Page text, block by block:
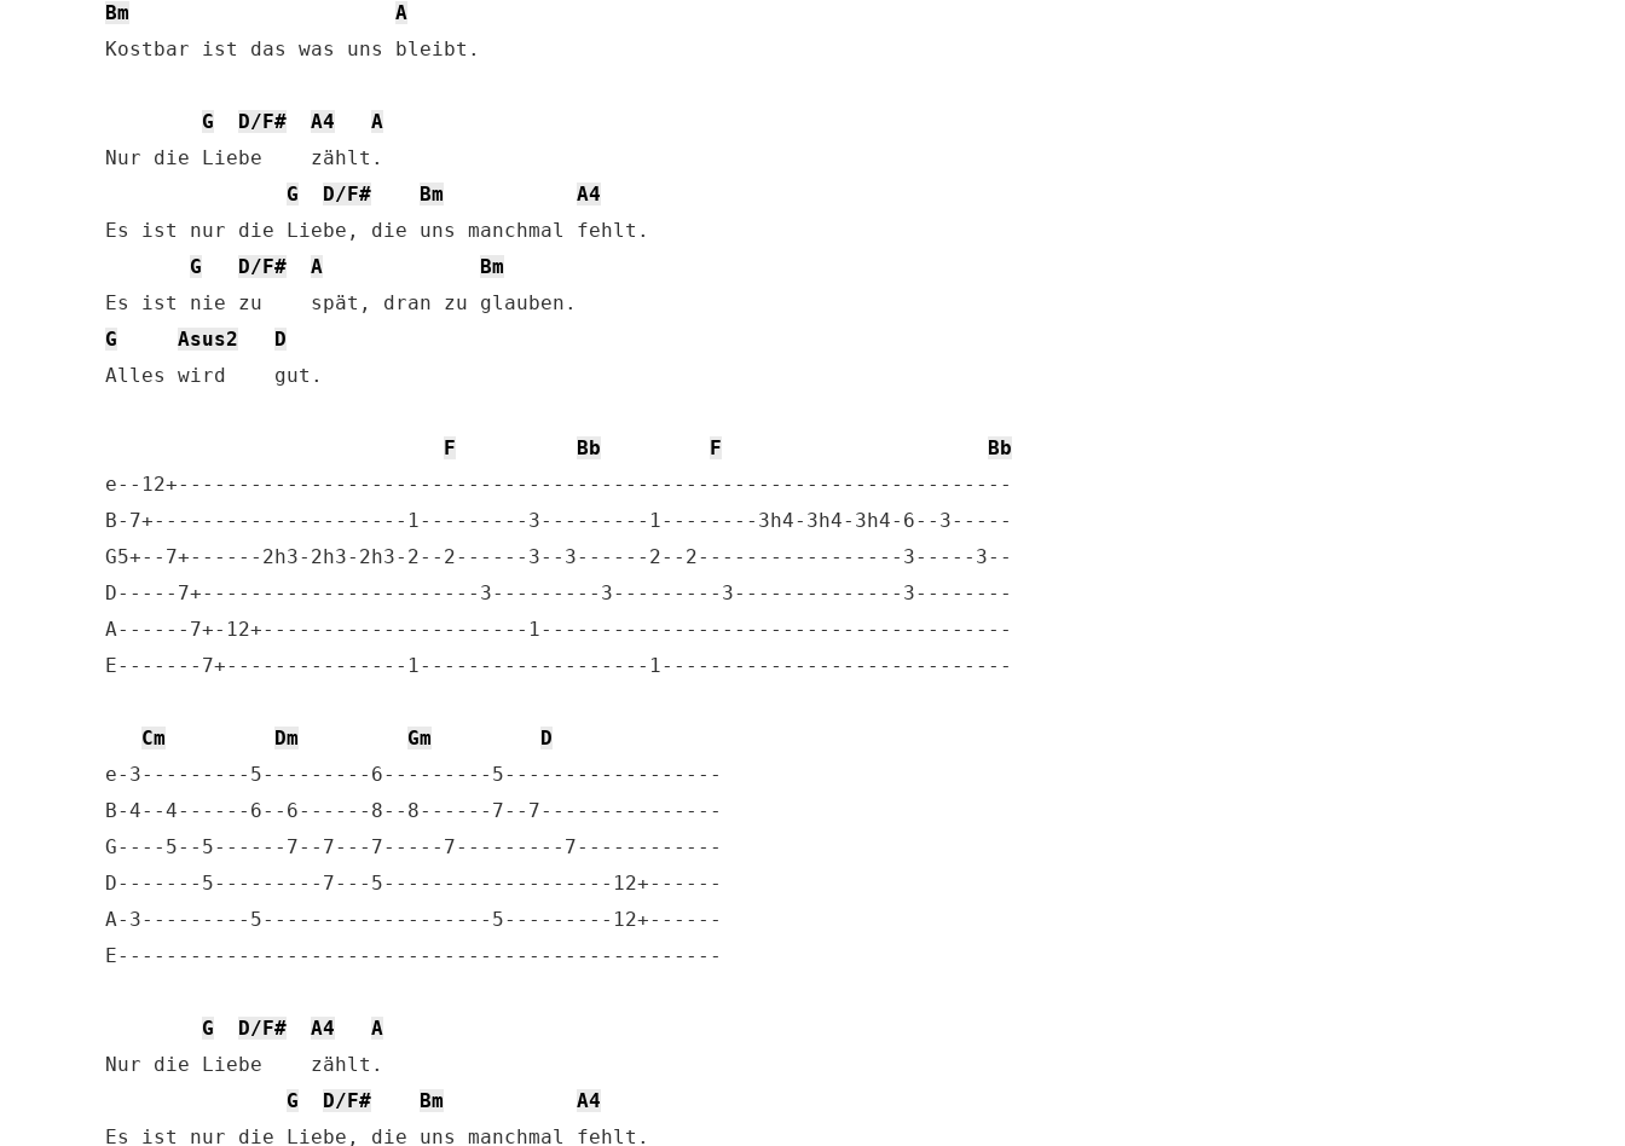
Bm
A
Kostbar ist das was uns bleibt.
G D/F# A4
A
Nur die Liebe    zählt.
G
D/F# Bm
A4
Es ist nur die Liebe, die uns manchmal fehlt.
G
D/F# A
Bm
G
Asus2
D
Alles wird    gut.
F Bb F
Bb
e--12+---------------------------------------------------------------------
B-7+---------------------1---------3---------1--------3h4-3h4-3h4-6--3-----
G5+--7+------2h3-2h3-2h3-2--2------3--3------2--2-----------------3-----3--
D-----7+-----------------------3---------3---------3--------------3--------
A------7+-12+----------------------1---------------------------------------
E-------7+---------------1-------------------1-----------------------------
Cm Dm Gm
D
e-3---------5---------6---------5------------------
B-4--4------6--6------8--8------7--7---------------
G----5--5------7--7---7-----7---------7------------
D-------5---------7---5-------------------12+------
A-3---------5-------------------5---------12+------
E--------------------------------------------------
G D/F# A4
A
Nur die Liebe    zählt.
G
D/F# Bm
A4
Es ist nur die Liebe, die uns manchmal fehlt.